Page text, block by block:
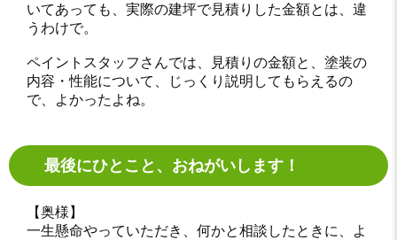
いてあっても、実際の建坪で見積りした金額とは、違
うわけで。
ペイントスタッフさんでは、見積りの金額と、塗装の
内容・性能について、じっくり説明してもらえるの
で、よかったよね。
最後にひとこと、おねがいします！
【奥様】
一生懸命やっていただき、何かと相談したときに、よ